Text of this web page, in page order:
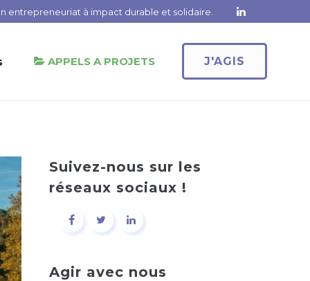
entrepreneuriat à impact durable et solidaire.
J'AGIS
APPELS A PROJETS
Suivez-nous sur les
réseaux sociaux !
Agir avec nous